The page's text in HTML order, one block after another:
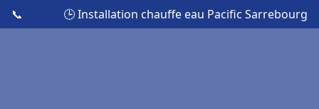
📞 🕒 Installation chauffe eau Pacific Sarrebourg